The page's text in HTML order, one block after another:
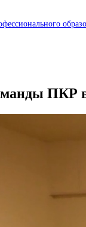
ПКР